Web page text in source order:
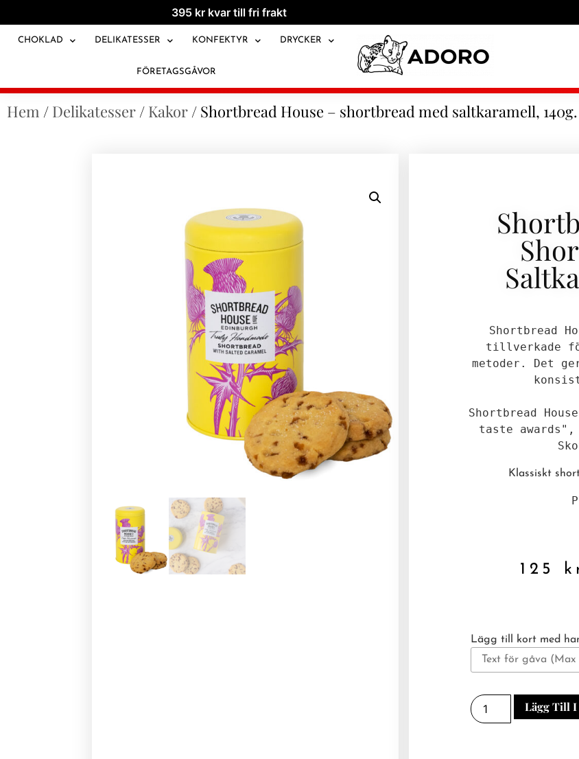
395 kr kvar till fri frakt
CHOKLAD DELIKATESSER KONFEKTYR DRYCKER
FÖRETAGSGÅVOR
Hem / Delikatesser / Kakor / Shortbread House – shortbread med saltkaramell, 140g.
Shortbread
tillverkade
metoder. Det
Shortbread
taste awards",
Klassiskt
125
Lägg till kort med
Lägg Till